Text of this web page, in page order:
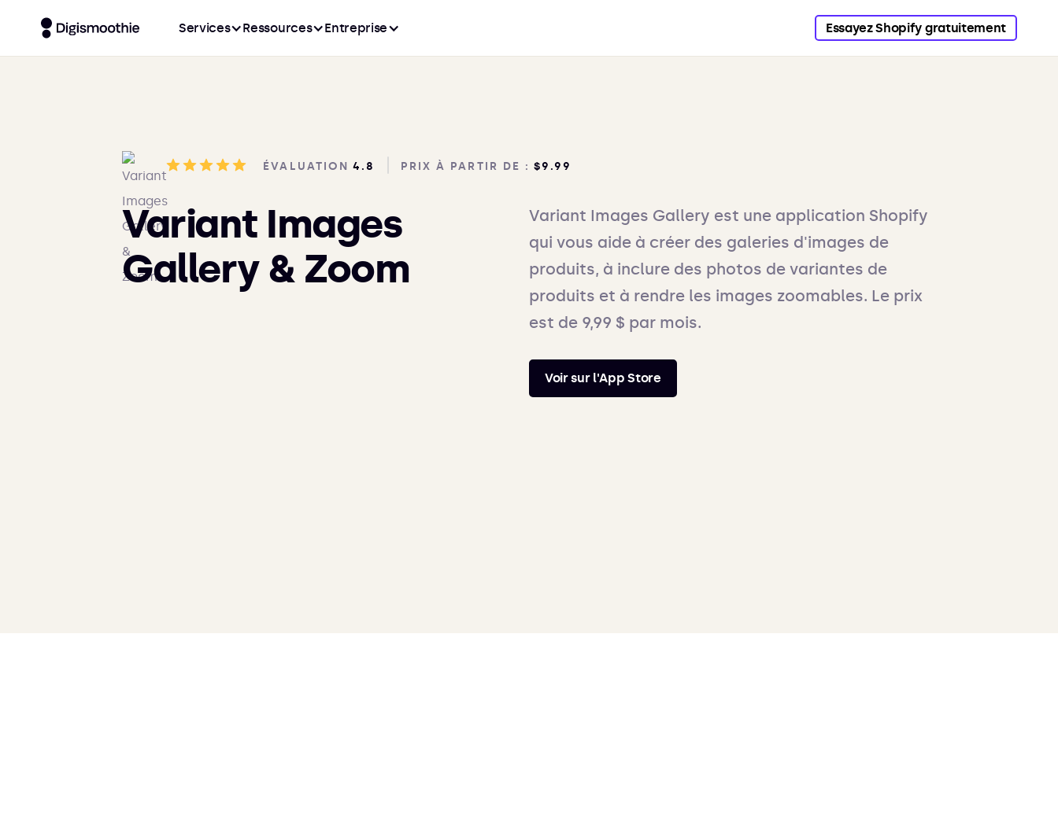
Services Ressources Entreprise Essayez Shopify gratuitement
ÉVALUATION 4.8 PRIX À PARTIR DE : $9.99
Variant Images
Gallery & Zoom
Variant Images Gallery est une application Shopify
qui vous aide à créer des galeries d'images de
produits, à inclure des photos de variantes de
produits et à rendre les images zoomables. Le prix
est de 9,99 $ par mois.
Voir sur l'App Store